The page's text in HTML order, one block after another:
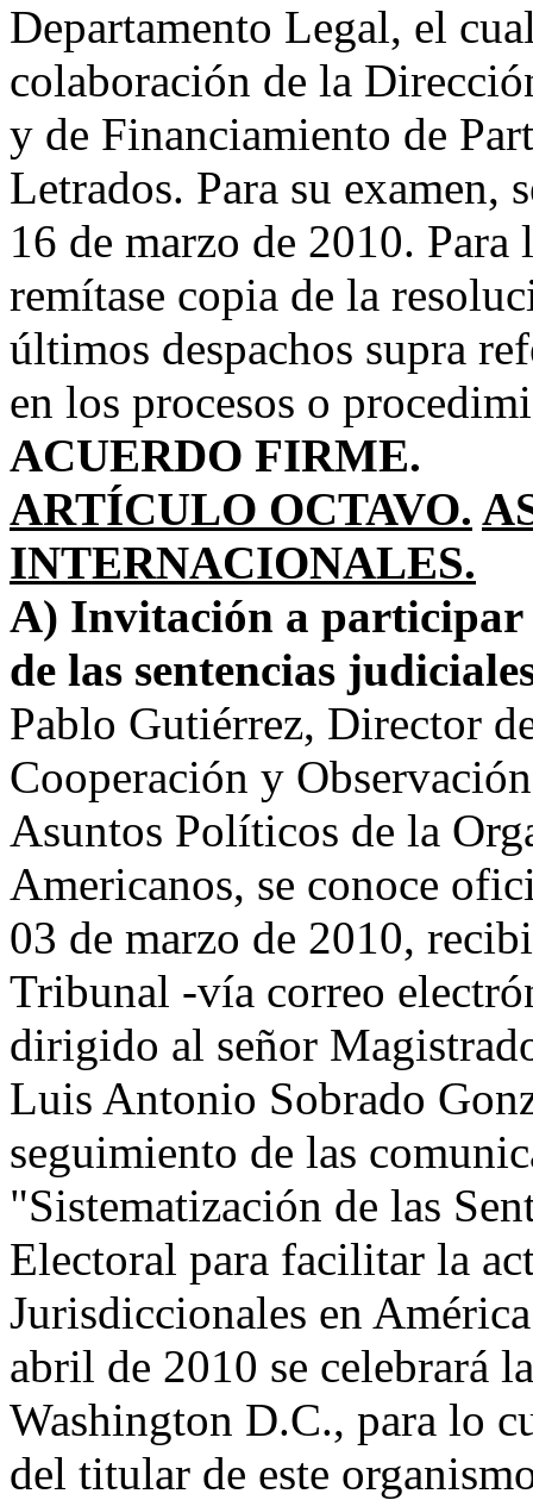
Departamento Legal, el
colaboración de la
y de Financiamiento de
Letrados. Para su examen,
16 de marzo de 2010.
remítase copia de la
últimos despachos supra
en los procesos o
ACUERDO FIRME.
ARTÍCULO OCTAVO.
INTERNACIONALES.
A) Invitación a participar
de las sentencias
Pablo Gutiérrez, Director
Cooperación y
Asuntos Políticos de la
Americanos, se conoce
03 de marzo de 2010,
Tribunal -vía correo
dirigido al señor
Luis Antonio Sobrado
seguimiento de las
"Sistematización de las
Electoral para facilitar la
Jurisdiccionales en
abril de 2010 se celebrará
Washington D.C., para lo
del titular de este